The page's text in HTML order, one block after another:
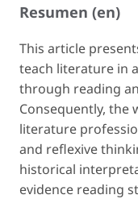
Resumen (en)
This article
teach literature in
through reading
Consequently, the
literature
and reflexive
historical
evidence reading